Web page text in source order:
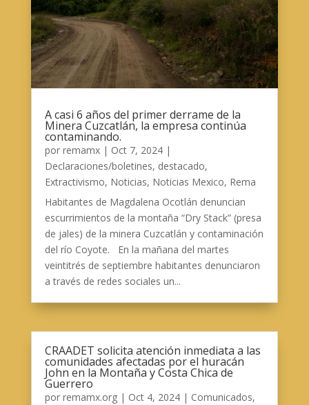
A casi 6 años del primer derrame de la
Minera Cuzcatlán, la empresa continúa
contaminando.
por remamx| Oct 7, 2024|
Declaraciones/boletines, destacado,
Extractivismo, Noticias, Noticias Mexico, Rema
Habitantes de Magdalena Ocotlán denuncian
escurrimientos de la montaña “Dry Stack” (presa
de jales) de la minera Cuzcatlán y contaminación
del río Coyote. En la mañana del martes
veintitrés de septiembre habitantes denunciaron
a través de redes sociales un...
CRAADET solicita atención inmediata a las
comunidades afectadas por el huracán
John en la Montaña y Costa Chica de
Guerrero
por remamx.org| Oct 4, 2024| Comunicados,